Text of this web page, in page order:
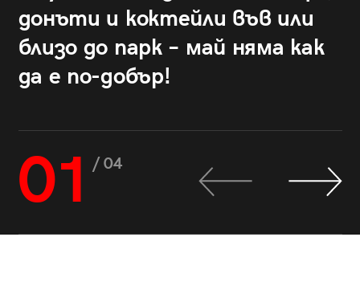
донъти и коктейли във или
близо до парк – май няма как
да е по-добър!
01 / 04